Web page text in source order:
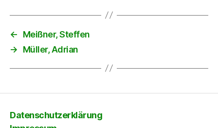
←
Meißner, Steffen
→
Müller, Adrian
Datenschutzerklärung